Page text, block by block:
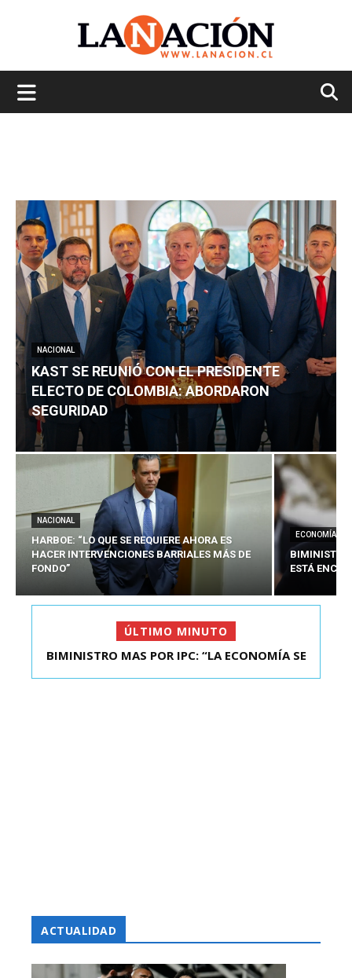
NACIONAL
KAST SE REUNIÓ CON EL PRESIDENTE
ELECTO DE COLOMBIA: ABORDARON
SEGURIDAD
NACIONAL
HARBOE: “LO QUE SE REQUIERE AHORA ES
HACER INTERVENCIONES BARRIALES MÁS DE
FONDO”
ECONOMÍA
BIMINISTRO
ESTÁ
ÚLTIMO MINUTO
KAST SE REUNIÓ CON EL PRESIDENTE ELECTO DE
BIMINISTRO MAS POR IPC: “LA ECONOMÍA SE
ACTUALIDAD